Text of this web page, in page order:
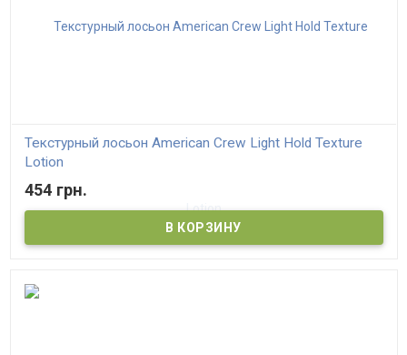
Текстурный лосьон American Crew Light Hold Texture
Lotion
454 грн.